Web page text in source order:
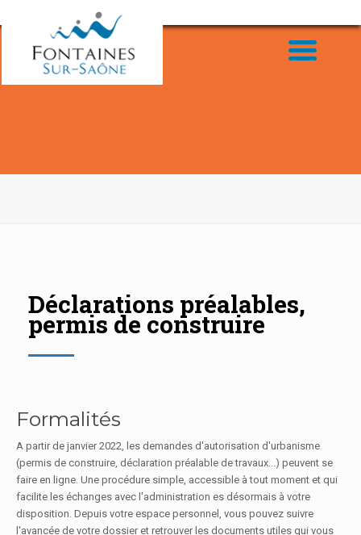
Déclarations préalables,
permis de construire
Formalités
A partir de janvier 2022, les demandes d'autorisation d'urbanisme
(permis de construire, déclaration préalable de travaux...) peuvent se
faire en ligne. Une procédure simple, accessible à tout moment et qui
facilite les échanges avec l'administration es désormais à votre
disposition. Depuis votre espace personnel, vous pouvez suivre
l'avancée de votre dossier et retrouver les documents utiles qui vous